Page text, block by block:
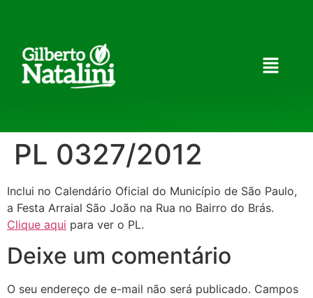
PL 0327/2012
Inclui no Calendário Oficial do Município de São Paulo,
a Festa Arraial São João na Rua no Bairro do Brás.
Clique aqui para ver o PL.
Deixe um comentário
O seu endereço de e-mail não será publicado. Campos